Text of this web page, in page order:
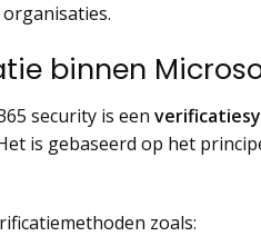
binnen
security is een
is gebaseerd op het
zoals: